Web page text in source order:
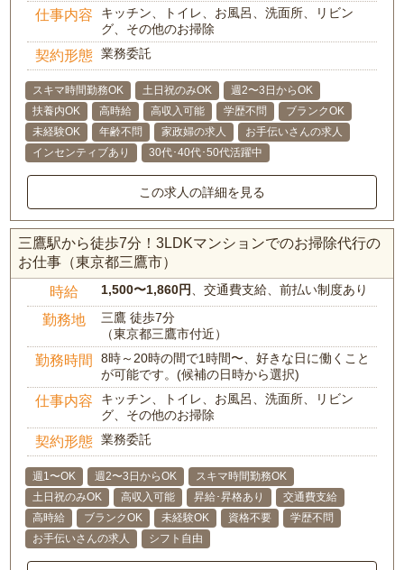
仕事内容
キッチン、トイレ、お風呂、洗面所、リビン
グ、その他のお掃除
契約形態 業務委託
スキマ時間勤務OK 土日祝のみOK
週2〜3日からOK
扶養内OK
高時給 高収入可能 学歴不問
ブランクOK
未経験OK
年齢不問 家政婦の求人
お手伝いさんの求人
インセンティブあり
30代･40代･50代活躍中
この求人の詳細を見る
三鷹駅から徒歩7分！3LDKマンションでのお掃除代行の
お仕事（東京都三鷹市）
時給 1,500〜1,860円、交通費支給、前払い制度あり
勤務地
三鷹 徒歩7分
（東京都三鷹市付近）
勤務時間
8時～20時の間で1時間〜、好きな日に働くこと
が可能です。(候補の日時から選択)
仕事内容
キッチン、トイレ、お風呂、洗面所、リビン
グ、その他のお掃除
契約形態 業務委託
週1〜OK 週2〜3日からOK
スキマ時間勤務OK
土日祝のみOK
高収入可能 昇給･昇格あり
交通費支給
高時給
ブランクOK 未経験OK 資格不要
学歴不問
お手伝いさんの求人
シフト自由